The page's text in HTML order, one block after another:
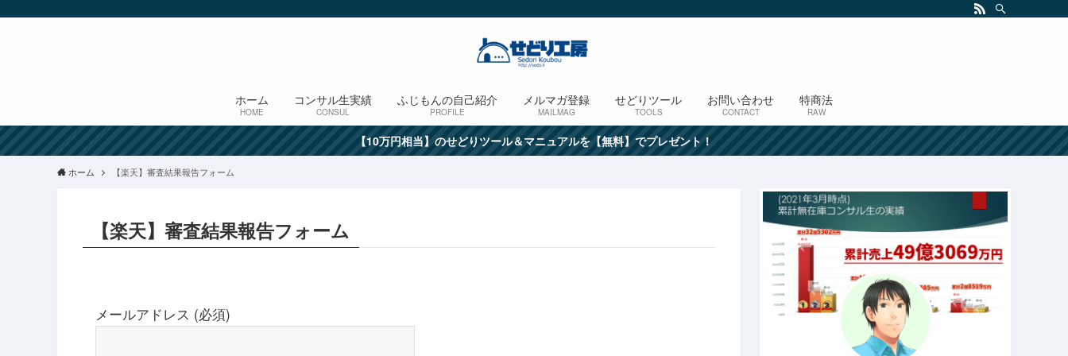
ホーム
HOME
コンサル生実績
CONSUL
ふじもんの自己紹介
PROFILE
メルマガ登録
MAILMAG
せどりツール
TOOLS
お問い合わせ
CONTACT
特商法
RAW
【10万円相当】のせどりツール＆マニュアルを【無料】でプレゼント！
ホーム 【楽天】審査結果報告フォーム
【楽天】審査結果報告フォーム
メールアドレス (必須)